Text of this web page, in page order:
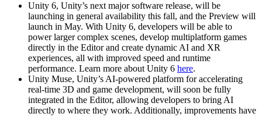
Unity 6, Unity’s next major software release, will be
launching in general availability this fall, and the Preview will
launch in May. With Unity 6, developers will be able to
power larger complex scenes, develop multiplatform games
directly in the Editor and create dynamic AI and XR
experiences, all with improved speed and runtime
performance. Learn more about Unity 6 here.
Unity Muse, Unity’s AI-powered platform for accelerating
real-time 3D and game development, will soon be fully
integrated in the Editor, allowing developers to bring AI
directly to where they work. Additionally, improvements have